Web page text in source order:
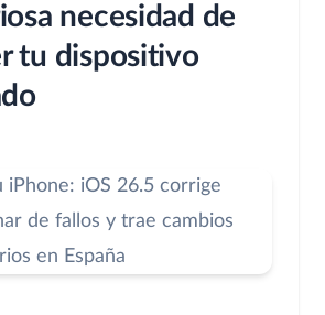
necesidad de
tu dispositivo